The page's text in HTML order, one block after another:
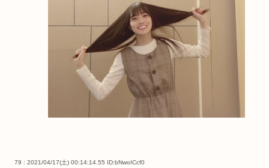
79 : 2021/04/17(土) 00:14:14.55 ID:bNwoICcf0